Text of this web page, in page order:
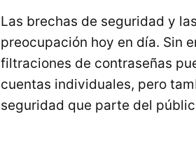
Las brechas de seguridad y
preocupación hoy en día. Sin
filtraciones de contraseñas
cuentas individuales, pero
seguridad que parte del